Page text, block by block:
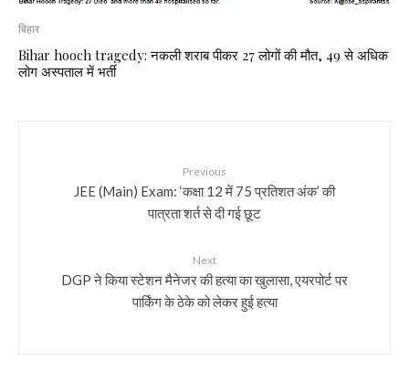
बिहार
Bihar hooch tragedy: नकली शराब पीकर 27 लोगों की मौत, 49 से अधिक
लोग अस्पताल में भर्ती
Previous
JEE (Main) Exam: ‘कक्षा 12 में 75 प्रतिशत अंक’ की
पात्रता शर्त से दी गई छूट
Next
DGP ने किया स्टेशन मैनेजर की हत्या का खुलासा, एयरपोर्ट पर
पार्किंग के ठेके को लेकर हुई हत्या